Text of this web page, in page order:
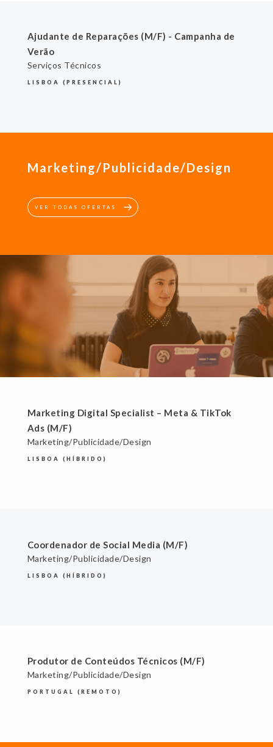
Ajudante de Reparações (M/F) - Campanha de
Verão
Serviços Técnicos
LISBOA (PRESENCIAL)
Marketing/Publicidade/Design
VER TODAS OFERTAS
Marketing Digital Specialist – Meta & TikTok
Ads (M/F)
Marketing/Publicidade/Design
LISBOA (HÍBRIDO)
Coordenador de Social Media (M/F)
Marketing/Publicidade/Design
LISBOA (HÍBRIDO)
Produtor de Conteúdos Técnicos (M/F)
Marketing/Publicidade/Design
PORTUGAL (REMOTO)